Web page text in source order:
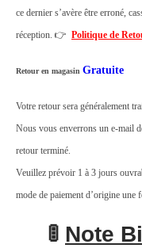
ce dernier s’avère être erroné,
réception. 👉 Politique de
Retour en magasin Gratuite
Votre retour sera généralement
Nous vous enverrons un e-mail
retour terminé.
Veuillez prévoir 1 à 3 jours
mode de paiement d’origine une
🚦 Note